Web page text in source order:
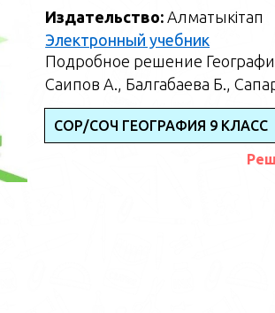
Издательство:Алматыкітап
Электронный учебник
Подробное решение
Саипов А., Балгабаева Б.,
СОР/СОЧ ГЕОГРАФИЯ 9 КЛАСС